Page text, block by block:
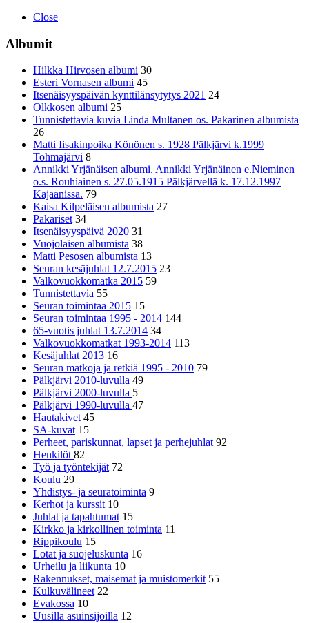
Close
Albumit
Hilkka Hirvosen albumi 30
Esteri Vornasen albumi 45
Itsenäisyyspäivän kynttilänsytytys 2021 24
Olkkosen albumi 25
Tunnistettavia kuvia Linda Multanen os. Pakarinen albumista
26
Matti Iisakinpoika Könönen s. 1928 Pälkjärvi k.1999
Tohmajärvi 8
Annikki Yrjänäisen albumi. Annikki Yrjänäinen e.Nieminen
o.s. Rouhiainen s. 27.05.1915 Pälkjärvellä k. 17.12.1997
Kajaanissa. 79
Kaisa Kilpeläisen albumista 27
Pakariset 34
Itsenäisyyspäivä 2020 31
Vuojolaisen albumista 38
Matti Pesosen albumista 13
Seuran kesäjuhlat 12.7.2015 23
Valkovuokkomatka 2015 59
Tunnistettavia 55
Seuran toimintaa 2015 15
Seuran toimintaa 1995 - 2014 144
65-vuotis juhlat 13.7.2014 34
Valkovuokkomatkat 1993-2014 113
Kesäjuhlat 2013 16
Seuran matkoja ja retkiä 1995 - 2010 79
Pälkjärvi 2010-luvulla 49
Pälkjärvi 2000-luvulla 5
Pälkjärvi 1990-luvulla 47
Hautakivet 45
SA-kuvat 15
Perheet, pariskunnat, lapset ja perhejuhlat 92
Henkilöt82
Työ ja työntekijät 72
Koulu 29
Yhdistys- ja seuratoiminta 9
Kerhot ja kurssit 10
Juhlat ja tapahtumat 15
Kirkko ja kirkollinen toiminta 11
Rippikoulu 15
Lotat ja suojeluskunta 16
Urheilu ja liikunta 10
Rakennukset, maisemat ja muistomerkit 55
Kulkuvälineet 22
Evakossa 10
Uusilla asuinsijoilla 12